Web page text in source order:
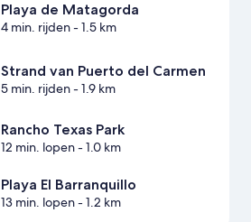
Playa de Matagorda
4 min. rijden- 1.5 km
Strand van Puerto del Carmen
5 min. rijden- 1.9 km
Rancho Texas Park
12 min. lopen- 1.0 km
Playa El Barranquillo
13 min. lopen- 1.2 km